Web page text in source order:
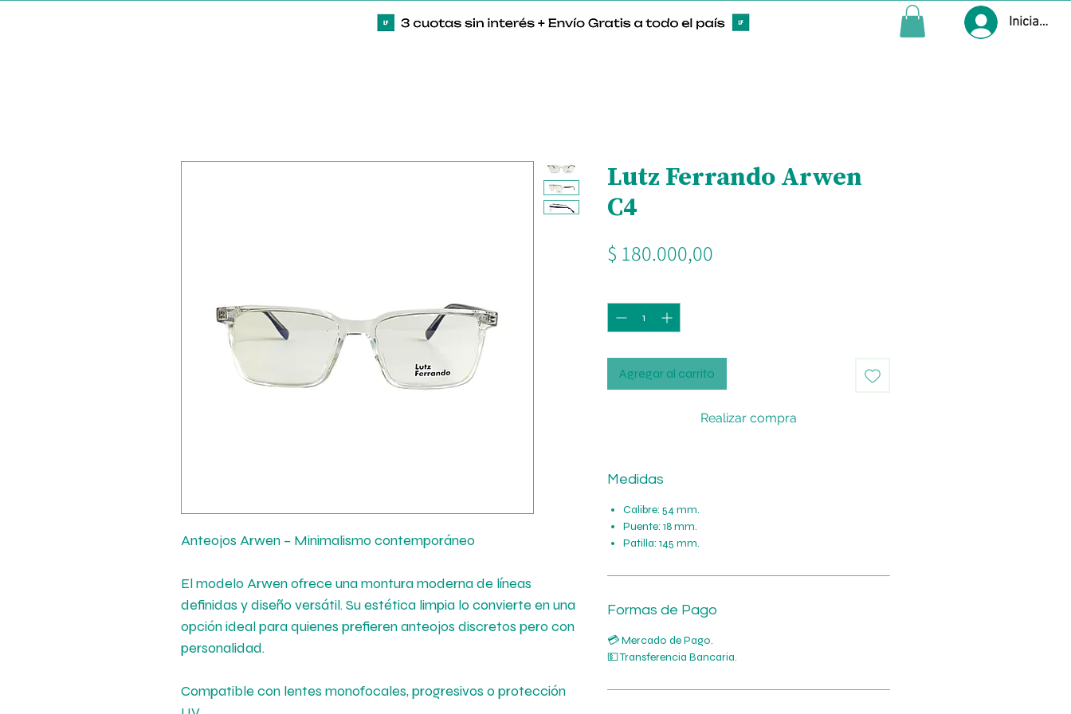
Iniciar
Anteojos Arwen – Minimalismo contemporáneo
El modelo Arwen ofrece una montura moderna de líneas
definidas y diseño versátil. Su estética limpia lo convierte en una
opción ideal para quienes prefieren anteojos discretos pero con
personalidad.
Compatible con lentes monofocales, progresivos o protección
Lutz Ferrando Arwen
C4
$ 180.000,00
Agregar al carrito
Realizar compra
Medidas
Calibre: 54 mm.
Puente: 18 mm.
Patilla: 145 mm.
Formas de Pago
💳 Mercado de Pago.
💵 Transferencia Bancaria.